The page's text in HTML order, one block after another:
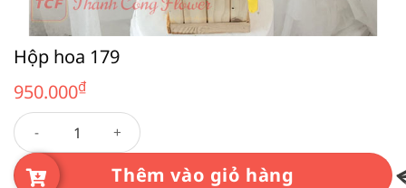
Hộp hoa 179
950.000₫
Hộp hoa 179 số lượng
Thêm vào giỏ hàng